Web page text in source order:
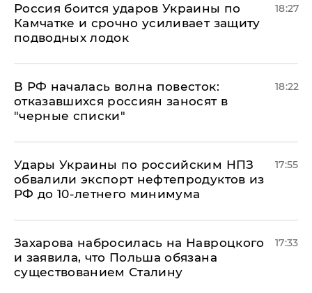
Россия боится ударов Украины по
Камчатке и срочно усиливает защиту
подводных лодок
18:27
​В РФ началась волна повесток:
отказавшихся россиян заносят в
"черные списки"
18:22
Удары Украины по российским НПЗ
обвалили экспорт нефтепродуктов из
РФ до 10-летнего минимума
17:55
​Захарова набросилась на Навроцкого
и заявила, что Польша обязана
существованием Сталину
17:33